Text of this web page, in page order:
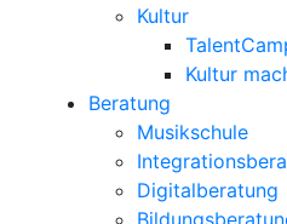
Kultur
Kultur
Beratung
Musikschule
Digitalberatung